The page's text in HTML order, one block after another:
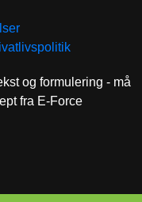
og formulering - må
fra E-Force